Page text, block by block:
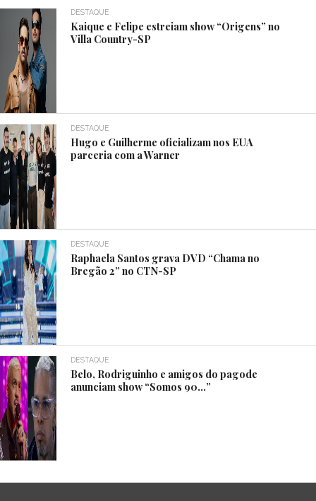
DESTAQUE
Kaique e Felipe estreiam show “Origens” no
Villa Country-SP
DESTAQUE
Hugo e Guilherme oficializam nos EUA
parceria com a Warner
DESTAQUE
Raphaela Santos grava DVD “Chama no
Bregão 2” no CTN-SP
DESTAQUE
Belo, Rodriguinho e amigos do pagode
anunciam show “Somos 90…”